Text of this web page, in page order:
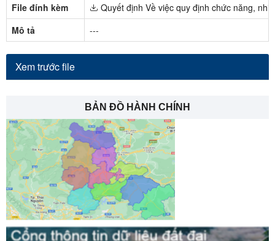
File đính kèm
Quyết định Về việc quy định chức năng,
Mô tả
---
Xem trước file
BẢN ĐỒ HÀNH CHÍNH